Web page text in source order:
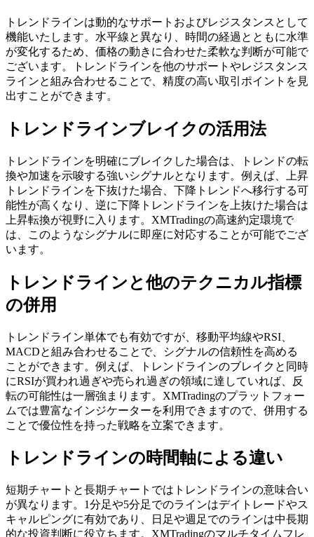
トレンドラインは動的なサポートおよびレジスタンスとして
機能いたします。水平線と異なり、時間の経過とともに水準
が変化するため、価格の動きに合わせた柔軟な判断が可能で
ございます。トレンドラインを他のサポートやレジスタンス
ラインと組み合わせることで、精度の高い取引ポイントを見
出すことができます。
トレンドラインブレイクの活用法
トレンドラインを明確にブレイクした場合は、トレンドの転
換や加速を示唆する強いシグナルとなります。例えば、上昇
トレンドラインを下抜けた場合、下降トレンドへ移行する可
能性が高くなり、逆に下降トレンドラインを上抜けた場合は
上昇転換が視野に入ります。XMTradingの高速約定環境で
は、このようなシグナルに即座に対応することが可能でござ
います。
トレンドラインと他のテクニカル指標
の併用
トレンドライン単体でも有効ですが、移動平均線やRSI、
MACDと組み合わせることで、シグナルの信頼性を高める
ことができます。例えば、トレンドラインのブレイクと同時
にRSIが買われ過ぎや売られ過ぎの領域に達していれば、反
転の可能性は一層強まります。XMTradingのプラットフォー
ムでは豊富なインジケーターを利用できますので、併用する
ことで優位性を持った戦略を立案できます。
トレンドラインの時間軸による違い
短期チャートと長期チャートではトレンドラインの意味合い
が異なります。1分足や5分足でのラインはデイトレードやス
キャルピングに有効であり、日足や週足でのラインは中長期
的な投資判断に役立ちます。XMTradingのマルチタイムフレ